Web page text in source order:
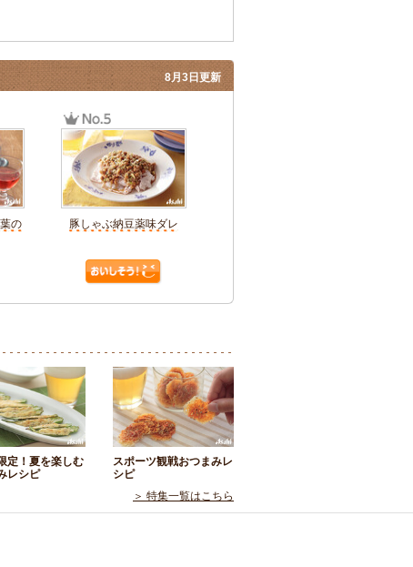
の
豚しゃぶ納豆薬味ダレ
8月3日更新
定！夏を楽しむ
レシピ
スポーツ観戦おつまみレ
シピ
＞ 特集一覧はこちら